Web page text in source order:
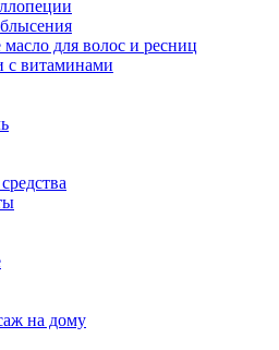
для волос и ресниц
витаминами
на дому